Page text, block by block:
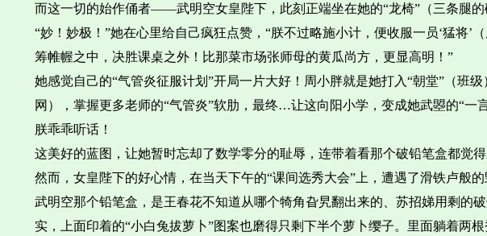
而这一切的始作俑者——武明空女皇陛下，此刻正端坐在她的“龙椅”（三条腿
“妙！妙极！”她在心里给自己疯狂点赞，“朕不过略施小计，便收服一员‘猛将’
筹帷幄之中，决胜课桌之外！比那菜市场张师母的黄瓜尚方，更显高明！”
她感觉自己的“气管炎征服计划”开局一片大好！周小胖就是她打入“朝堂”（班
网），掌握更多老师的“气管炎”软肋，最终…让这向阳小学，变成她武曌的“
朕乖乖听话！
这美好的蓝图，让她暂时忘却了数学零分的耻辱，连带着看那个破铅笔盒都觉得
然而，女皇陛下的好心情，在当天下午的“课间选秀大会”上，遭遇了滑铁卢般的
武明空那个铅笔盒，是王春花不知道从哪个犄角旮旯翻出来的、苏招娣用剩的
实，上面印着的“小白兔拔萝卜”图案也磨得只剩下半个萝卜缨子。里面躺着两